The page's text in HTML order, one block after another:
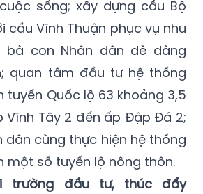
sống; xây dựng cầu Bộ
cầu Vĩnh Thuận phục vụ nhu
con Nhân dân dễ dàng
quan tâm đầu tư hệ thống
tuyến Quốc lộ 63 khoảng 3,5
Vĩnh Tây 2 đến ấp Đập Đá 2;
dân cùng thực hiện hệ thống
một số tuyến lộ nông thôn.
trường đầu tư, thúc đẩy